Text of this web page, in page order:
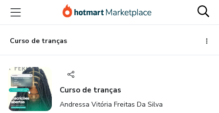
para
conteúdo
principal
para
pagamento
para
rodapé
Curso de tranças
Curso de tranças
Andressa Vitória Freitas Da Silva